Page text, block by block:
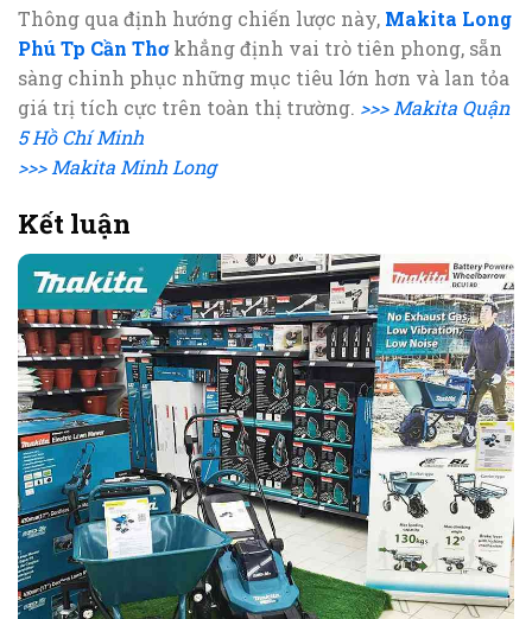
Thông qua định hướng chiến lược này, Makita Long
Phú Tp Cần Thơkhẳng định vai trò tiên phong, sẵn
sàng chinh phục những mục tiêu lớn hơn và lan tỏa
giá trị tích cực trên toàn thị trường. >>> Makita Quận
5 Hồ Chí Minh
>>> Makita Minh Long
Kết luận